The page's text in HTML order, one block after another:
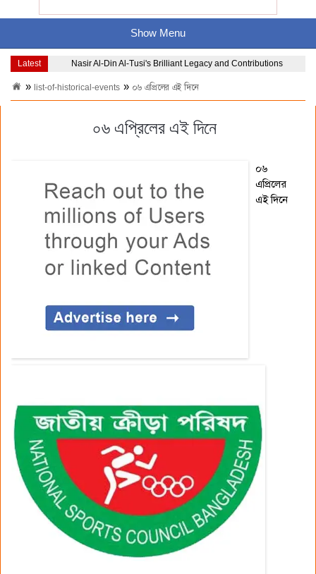
Show Menu
Latest Nasir Al-Din Al-Tusi's Brilliant Legacy and Contributions
list-of-historical-events ০৬ এপ্রিলের এই দিনে
০৬ এপ্রিলের এই দিনে
০৬
এপ্রিলের
এই দিনে